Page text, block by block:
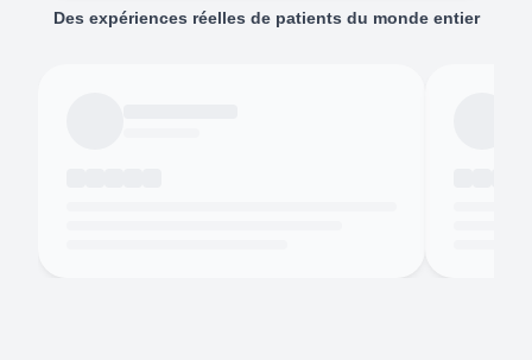
Des expériences réelles de patients du monde entier